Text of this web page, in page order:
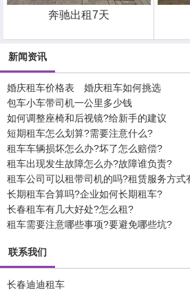
奔驰出租7天
新闻资讯
婚庆租车价格表 婚庆租车如何挑选
包车小车带司机一公里多少钱
如何调整座椅和后视镜?给新手的建议
短期租车怎么划算?需要注意什么?
租车车辆损坏怎么办?坏了怎么赔偿?
租车出现发生故障怎么办?故障谁负责?
长期租车合算吗?企业如何长期租车?
长春租车有几大好处?怎么租?
租车需要注意哪些事项?要避免哪些坑?
联系我们
长春迪迪租车